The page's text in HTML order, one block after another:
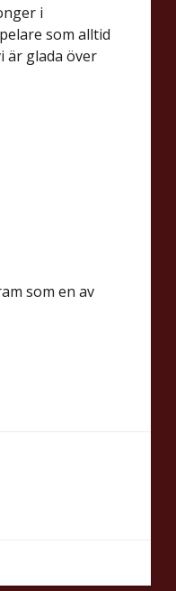
i
som alltid
är glada över
som en av